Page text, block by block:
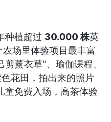
种植超过 30.000 株英
场里体验项目最丰富
薰衣草"、瑜伽课程、
花田，拍出来的照片
童免费入场，高茶体验